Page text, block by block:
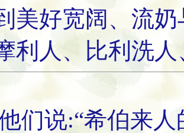
美好宽阔、流
利人、比利洗
们说:“希伯来